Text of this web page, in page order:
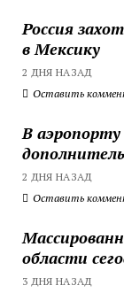
Россия
в Мексику
2 ДНЯ НАЗАД
Оставить
В
2 ДНЯ НАЗАД
Оставить
области
3 ДНЯ НАЗАД